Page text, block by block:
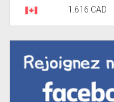
1.616 CAD